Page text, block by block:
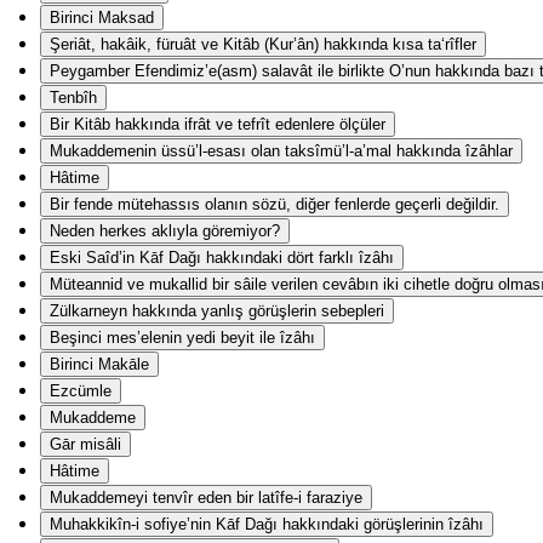
Birinci Maksad
Şeriât, hakâik, füruât ve Kitâb (Kur’ân) hakkında kısa ta‘rîfler
Peygamber Efendimiz’e(asm) salavât ile birlikte O’nun hakkında bazı
Tenbîh
Bir Kitâb hakkında ifrât ve tefrît edenlere ölçüler
Mukaddemenin üssü’l-esası olan taksîmü’l-a’mal hakkında îzâhlar
Hâtime
Bir fende mütehassıs olanın sözü, diğer fenlerde geçerli değildir.
Neden herkes aklıyla göremiyor?
Eski Saîd’in Kāf Dağı hakkındaki dört farklı îzâhı
Müteannid ve mukallid bir sâile verilen cevâbın iki cihetle doğru olması
Zülkarneyn hakkında yanlış görüşlerin sebepleri
Beşinci mes’elenin yedi beyit ile îzâhı
Birinci Makāle
Ezcümle
Mukaddeme
Gār misâli
Hâtime
Mukaddemeyi tenvîr eden bir latîfe-i faraziye
Muhakkikîn-i sofiye’nin Kāf Dağı hakkındaki görüşlerinin îzâhı